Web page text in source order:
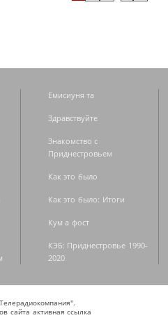
Емисиуня та
Здравствуйте
Знакомство с
Приднестровьем
Как это было
Как это было: Итоги
Кум а фост
КЭБ: Приднестровье 1990-
2020
сайта активная ссылка